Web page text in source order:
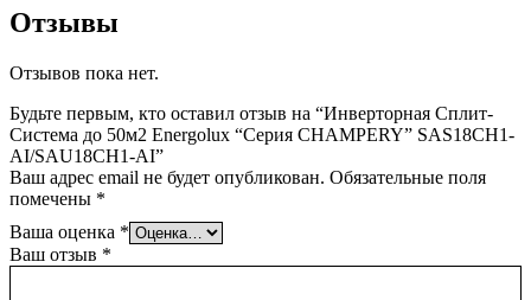
Отзывы
Отзывов пока нет.
Будьте первым, кто оставил отзыв на “Инверторная Сплит-
Система до 50м2 Energolux “Серия CHAMPERY” SAS18CH1-
AI/SAU18CH1-AI”
Ваш адрес email не будет опубликован. Обязательные поля
помечены *
Ваша оценка *
Ваш отзыв *